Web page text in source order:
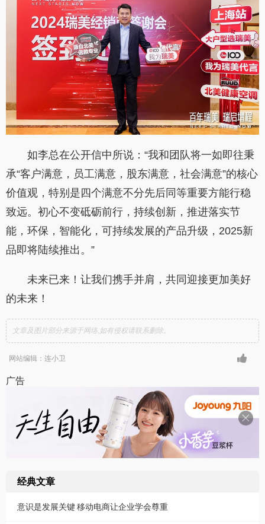
如李总在公开信中所说：“我和团队将一如即往秉
承“客户满意，员工满意，股东满意，社会满意”的核心
价值观，特别是四个满意不分先后同等重要方能行稳
致远。初心不变砥砺前行，持续创新，推进落实节
能，环保，智能化，可持续发展的产品升级，2025新
品即将陆续推出。”
未来已来！让我们携手并肩，共同迎接更加美好
的未来！
文章及图片部分来源于网络,如有侵权请联系删除。
网站编辑：连小卫
广告
经典文章
意识是发展关键 移动电商让企业学会尊重